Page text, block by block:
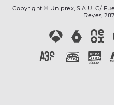
Copyright © Uniprex, S.A.U. C/
Reyes,